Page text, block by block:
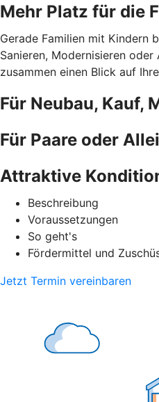
Mehr Platz für die
Gerade Familien mit Kindern
Sanieren, Modernisieren
zusammen einen Blick auf
Für Neubau, Kauf,
Für Paare oder
Attraktive
Beschreibung
Voraussetzungen
So geht's
Fördermittel und
Jetzt Termin vereinbaren